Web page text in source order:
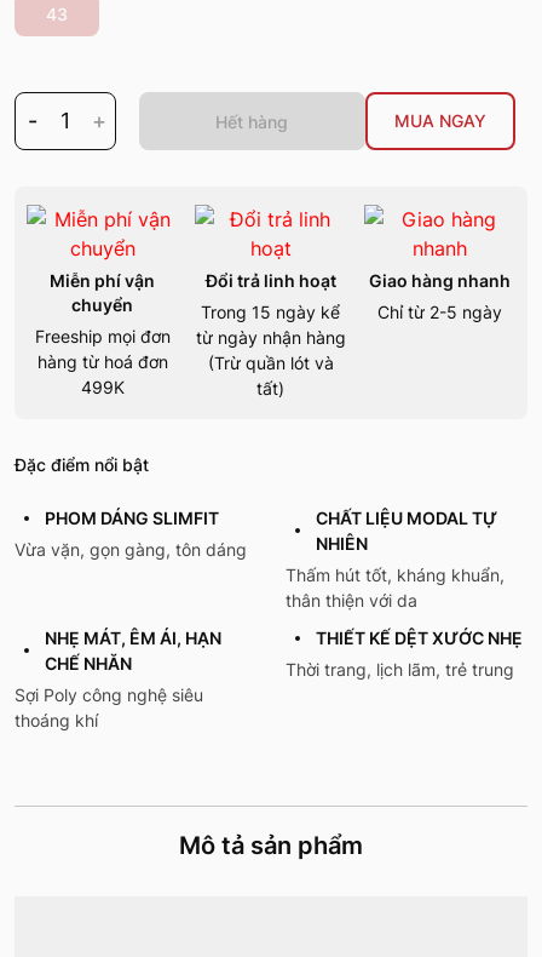
43
- 1 + Hết hàng MUA NGAY
Miễn phí vận
chuyển
Freeship mọi đơn
hàng từ hoá đơn
499K
Đổi trả linh hoạt
Trong 15 ngày kể
từ ngày nhận hàng
(Trừ quần lót và
tất)
Giao hàng nhanh
Chỉ từ 2-5 ngày
Đặc điểm nổi bật
PHOM DÁNG SLIMFIT
Vừa vặn, gọn gàng, tôn dáng
CHẤT LIỆU MODAL TỰ
NHIÊN
Thấm hút tốt, kháng khuẩn,
thân thiện với da
NHẸ MÁT, ÊM ÁI, HẠN
CHẾ NHĂN
Sợi Poly công nghệ siêu
thoáng khí
THIẾT KẾ DỆT XƯỚC NHẸ
Thời trang, lịch lãm, trẻ trung
Mô tả sản phẩm